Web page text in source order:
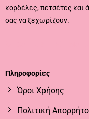
κορδέλες, πετσέτες και
σας να ξεχωρίζουν.
Πληροφορίες
Όροι Χρήσης
Πολιτική